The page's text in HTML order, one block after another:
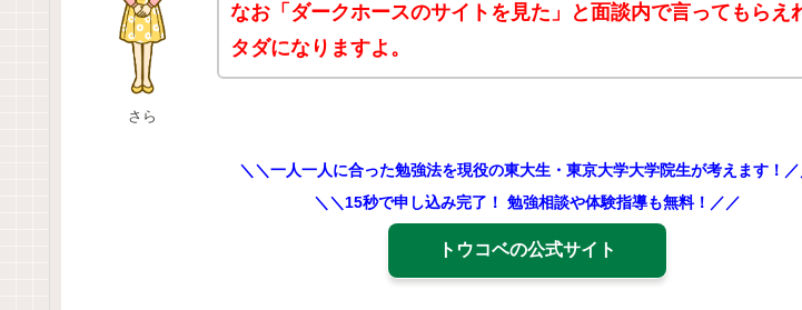
さら
なお「ダークホースのサイトを見た」と面談内で言ってもらえ
タダになりますよ。
＼＼一人一人に合った勉強法を現役の東大生・東京大学大学院生が考えます！／
＼＼15秒で申し込み完了！ 勉強相談や体験指導も無料！／／
トウコベの公式サイト